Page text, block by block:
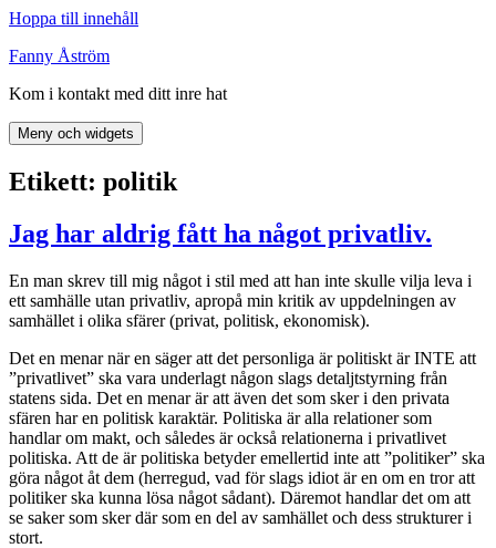
Hoppa till innehåll
Fanny Åström
Kom i kontakt med ditt inre hat
Meny och widgets
Etikett: politik
Jag har aldrig fått ha något privatliv.
En man skrev till mig något i stil med att han inte skulle vilja leva i
ett samhälle utan privatliv, apropå min kritik av uppdelningen av
samhället i olika sfärer (privat, politisk, ekonomisk).
Det en menar när en säger att det personliga är politiskt är INTE att
”privatlivet” ska vara underlagt någon slags detaljtstyrning från
statens sida. Det en menar är att även det som sker i den privata
sfären har en politisk karaktär. Politiska är alla relationer som
handlar om makt, och således är också relationerna i privatlivet
politiska. Att de är politiska betyder emellertid inte att ”politiker” ska
göra något åt dem (herregud, vad för slags idiot är en om en tror att
politiker ska kunna lösa något sådant). Däremot handlar det om att
se saker som sker där som en del av samhället och dess strukturer i
stort.